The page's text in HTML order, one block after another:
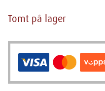
Tomt på lager